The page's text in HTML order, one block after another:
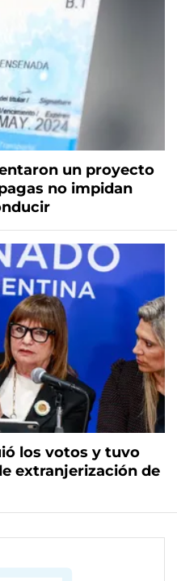
un proyecto
no impidan
los votos y tuvo
extranjerización de